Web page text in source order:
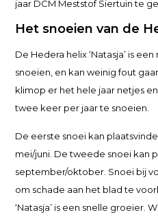
jaar DCM Meststof Siertuin te
Het snoeien van de
De Hedera helix ‘Natasja’ is
snoeien, en kan weinig fout
klimop er het hele jaar netjes
twee keer per jaar te snoeien.
De eerste snoei kan
mei/juni. De tweede snoei kan
september/oktober. Snoei bij
om schade aan het blad te
‘Natasja’ is een snelle groeier.